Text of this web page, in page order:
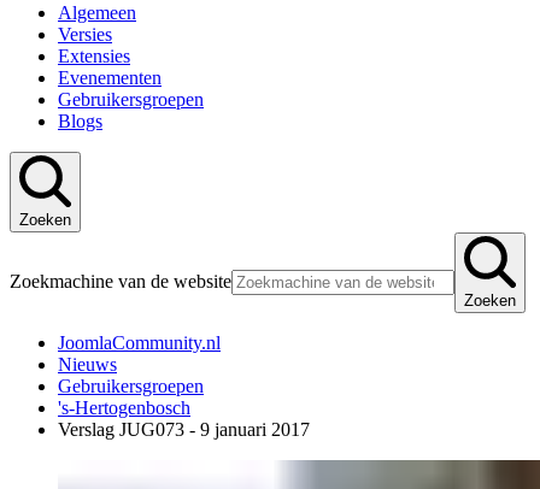
Algemeen
Versies
Extensies
Evenementen
Gebruikersgroepen
Blogs
Zoeken
Zoekmachine van de website
Zoeken
JoomlaCommunity.nl
Nieuws
Gebruikersgroepen
's-Hertogenbosch
Verslag JUG073 - 9 januari 2017